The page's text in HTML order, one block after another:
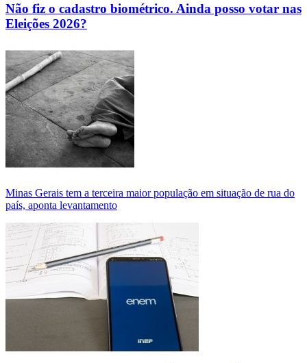
Não fiz o cadastro biométrico. Ainda posso votar nas
Eleições 2026?
Minas Gerais tem a terceira maior população em situação de rua do
país, aponta levantamento